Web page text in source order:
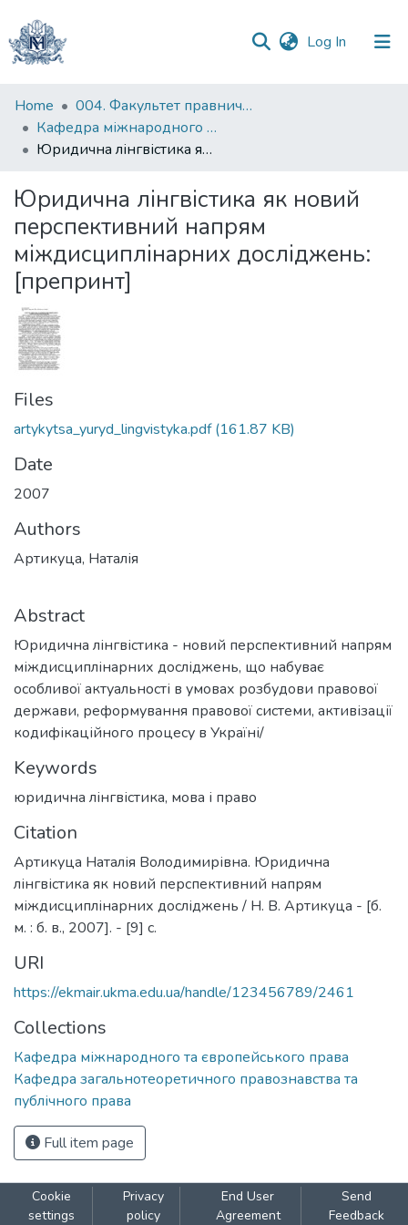
Log In (current)
Communities
&
Collections
Statistics
Home
004. Факультет правничих наук
Кафедра міжнародного та європейського права
Юридична лінгвістика як новий перспективний напрям міждисциплінарних досліджень: [препринт]
Юридична лінгвістика як новий
перспективний напрям
міждисциплінарних досліджень:
[препринт]
Files
artykytsa_yuryd_lingvistyka.pdf(161.87 KB)
Date
2007
Authors
Артикуца, Наталія
Abstract
Юридична лінгвістика - новий перспективний напрям
міждисциплінарних досліджень, що набуває
особливої актуальності в умовах розбудови правової
держави, реформування правової системи, активізації
кодифікаційного процесу в Україні/
Keywords
юридична лінгвістика, мова і право
Citation
Артикуца Наталія Володимирівна. Юридична
лінгвістика як новий перспективний напрям
міждисциплінарних досліджень / Н. В. Артикуца - [б.
м. : б. в., 2007]. - [9] с.
URI
https://ekmair.ukma.edu.ua/handle/123456789/2461
Collections
Кафедра міжнародного та європейського права
Кафедра загальнотеоретичного правознавства та
публічного права
Full item page
Cookie
settings
Privacy
policy
End User
Agreement
Send
Feedback